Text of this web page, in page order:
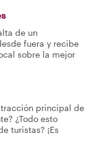
de un
fuera y recibe
sobre la mejor
principal de
¿Todo esto
turistas? ¡Es